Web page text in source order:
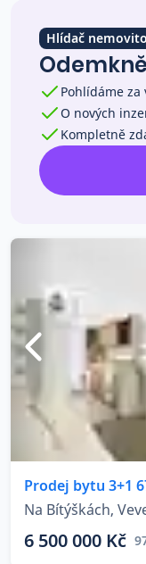
Hlídač
Pohlídáme
O nových
Kompletně
Prodej bytu 3+1
Na Bítýškách,
6 500 000 Kč